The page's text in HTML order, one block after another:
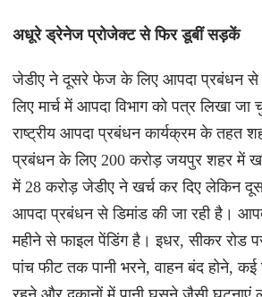
अधूरे ड्रेनेज प्रोजेक्ट से फिर डूबीं सड़कें
जेडीए ने दूसरे फेज के लिए आपदा प्रबंधन से
लिए मार्च में आपदा विभाग को पत्र लिखा
राष्ट्रीय आपदा प्रबंधन कार्यक्रम के तहत
प्रबंधन के लिए 200 करोड़ जयपुर शहर में
में 28 करोड़ जेडीए ने खर्च कर दिए लेकिन
आपदा प्रबंधन से डिमांड की जा रही है।
महीने से फाइल पेंडिंग है। इधर, सीकर रोड
पांच फीट तक पानी भरने, वाहन बंद होने,